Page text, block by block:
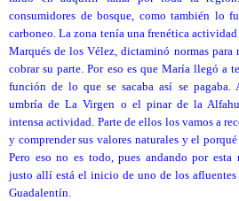
consumidores de bosque, como también lo
carboneo. La zona tenía una frenética
Marqués de los Vélez, dictaminó normas para
cobrar su parte. Por eso es que María llegó a
función de lo que se sacaba así se pagaba.
umbría de La Virgen o el pinar de la
intensa actividad. Parte de ellos los vamos a
y comprender sus valores naturales y el
Pero eso no es todo, pues andando por esta
justo allí está el inicio de uno de los afluentes
Guadalentín.